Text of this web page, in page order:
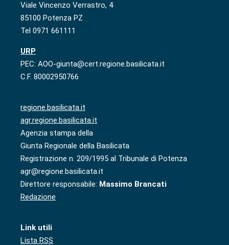
Viale Vincenzo Verrastro, 4
85100 Potenza PZ
Tel 0971 661111
URP
PEC: AOO-giunta@cert.regione.basilicata.it
C.F. 80002950766
regione.basilicata.it
agr.regione.basilicata.it
Agenzia stampa della
Giunta Regionale della Basilicata
Registrazione n. 209/1995 al Tribunale di Potenza
agr@regione.basilicata.it
Direttore responsabile: Massimo Brancati
Redazione
Link utili
Lista RSS